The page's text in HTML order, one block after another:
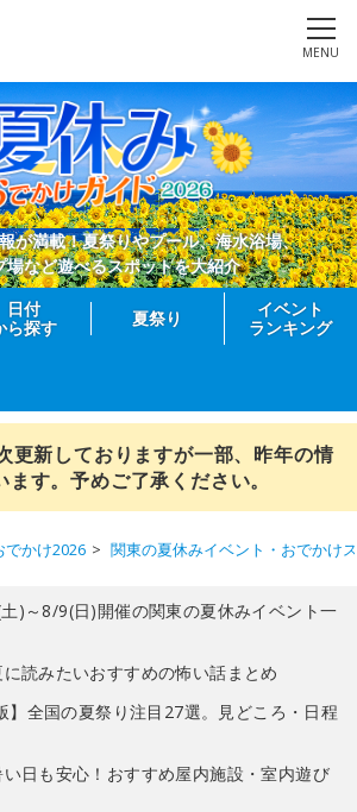
MENU
が満載！夏祭りやプール、海水浴場、
場など遊べるスポットを大紹介
日付
ら探す
夏祭り
イベント
ランキング
更新しておりますが一部、昨年の情
ます。予めご了承ください。
でかけ2026 関東の夏休みイベント・おでかけ
)～8/9(日)開催の関東の夏休みイベント一
に読みたいおすすめの怖い話まとめ
】全国の夏祭り注目27選。見どころ・日程
日も安心！おすすめ屋内施設・室内遊び